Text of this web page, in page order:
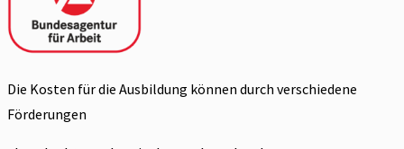
Die Kosten für die Ausbildung können durch verschiedene
Förderungen